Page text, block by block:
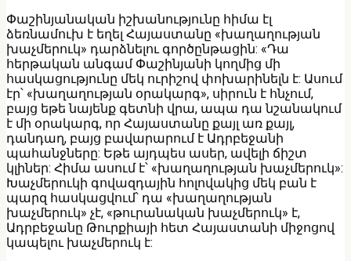
Փաշինյանական իշխանությունը հիմա էլ
ձեռնամուխ է եղել Հայաստանը «խաղաղության
խաչմերուկ» դարձնելու գործընթացին: «Դա
հերթական անգամ Փաշինյանի կողմից մի
հասկացությունը մեկ ուրիշով փոխարինելն է: Ասում
էր՝ «խաղաղության օրակարգ», սիրուն է հնչում,
բայց եթե նայենք գետնի վրա, ապա դա նշանակում
է մի օրակարգ, որ Հայաստանը քայլ առ քայլ,
դանդաղ, բայց բավարարում է Ադրբեջանի
պահանջները: Եթե այդպես ասեր, ավելի ճիշտ
կլիներ: Հիմա ասում է՝ «խաղաղության խաչմերուկ»:
Խաչմերուկի գովազդային հոլովակից մեկ բան է
պարզ հասկացվում՝ դա «խաղաղության
խաչմերուկ» չէ, «թուրանական խաչմերուկ» է,
Ադրբեջանը Թուրքիայի հետ Հայաստանի միջոցով
կապելու խաչմերուկ է: